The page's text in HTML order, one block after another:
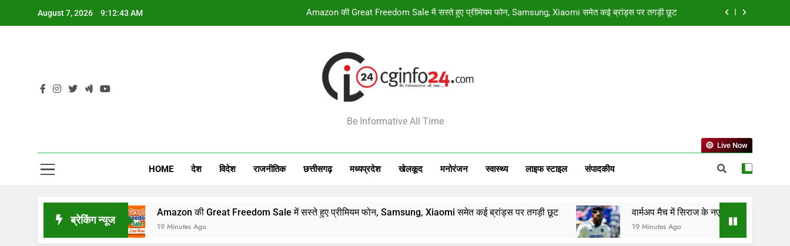
August 7, 2026 9:12:43 AM वार्मअप मैच में सिराज के नए हेयरस्टाइल ने खींचा ध्यान, टीम इंडिया को उम्मीद
Amazon की Great Freedom Sale में सस्ते हुए प्रीमियम फोन, Samsung, Xiaomi समेत कई ब्रांड्स पर तगड़ी छूट
Be Informative All Time
HOME देश विदेश राजनीतिक छत्तीसगढ़ मध्‍यप्रदेश खेलकूद मनोरंजन स्‍वास्‍थ्‍य लाइफ स्टाइल संपादकीय
Live Now
ब्रेकिंग न्यूज
Amazon की Great Freedom Sale में सस्ते हुए प्रीमियम फोन, Samsung, Xiaomi समेत कई ब्रांड्स पर तगड़ी छूट
19 Minutes Ago
वार्मअप मैच में सिराज के नए हेयरस्टाइल ने खींचा ध्यान, टीम
19 Minutes Ago